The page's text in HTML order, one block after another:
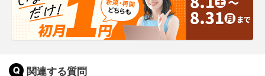
関連する質問